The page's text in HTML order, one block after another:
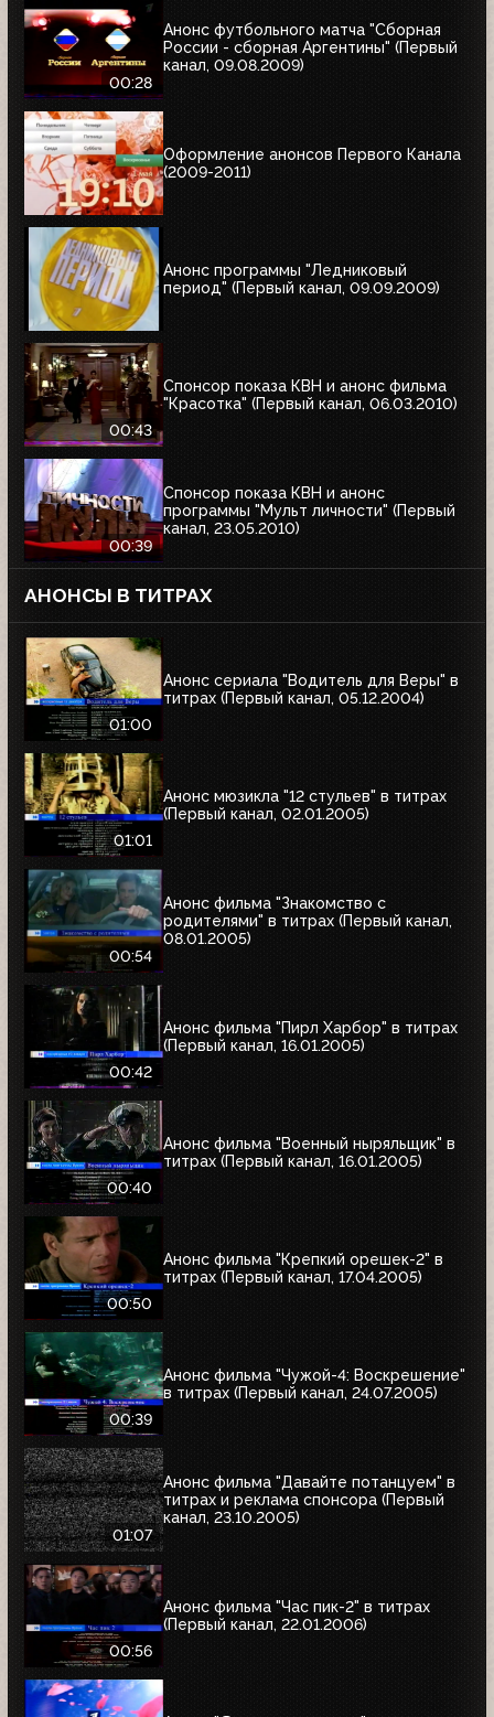
00:28
Анонс футбольного матча "Сборная
России - сборная Аргентины" (Первый
канал, 09.08.2009)
Оформление анонсов Первого Канала
(2009-2011)
Анонс программы "Ледниковый
период" (Первый канал, 09.09.2009)
00:43
Спонсор показа КВН и анонс фильма
"Красотка" (Первый канал, 06.03.2010)
00:39
Спонсор показа КВН и анонс
программы "Мульт личности" (Первый
канал, 23.05.2010)
АНОНСЫ В ТИТРАХ
01:00
Анонс сериала "Водитель для Веры" в
титрах (Первый канал, 05.12.2004)
01:01
Анонс мюзикла "12 стульев" в титрах
(Первый канал, 02.01.2005)
00:54
Анонс фильма "Знакомство с
родителями" в титрах (Первый канал,
08.01.2005)
00:42
Анонс фильма "Пирл Харбор" в титрах
(Первый канал, 16.01.2005)
00:40
Анонс фильма "Военный ныряльщик" в
титрах (Первый канал, 16.01.2005)
00:50
Анонс фильма "Крепкий орешек-2" в
титрах (Первый канал, 17.04.2005)
00:39
Анонс фильма "Чужой-4: Воскрешение"
в титрах (Первый канал, 24.07.2005)
01:07
Анонс фильма "Давайте потанцуем" в
титрах и реклама спонсора (Первый
канал, 23.10.2005)
00:56
Анонс фильма "Час пик-2" в титрах
(Первый канал, 22.01.2006)